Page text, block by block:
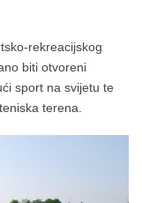
rekreacijskog
biti otvoreni
sport na svijetu te
terena.